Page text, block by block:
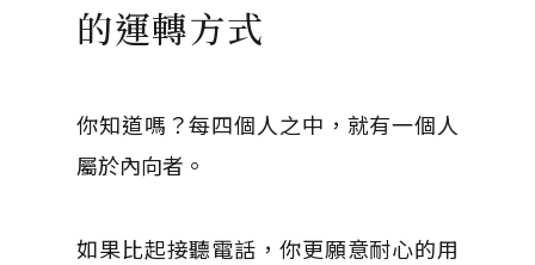
的運轉方式
你知道嗎？每四個人之中，就有一個人
屬於內向者。
如果比起接聽電話，你更願意耐心的用